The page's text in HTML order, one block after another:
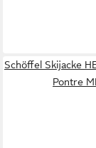
Schöffel Skijacke
Pontre